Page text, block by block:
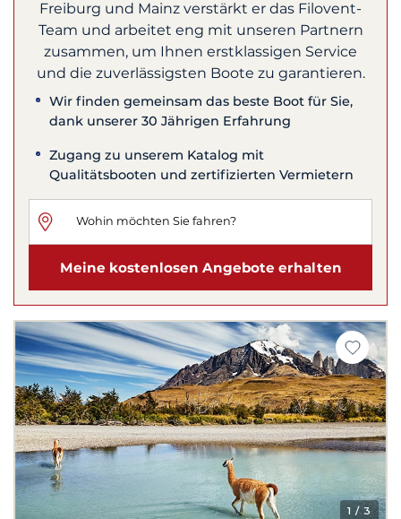
Freiburg und Mainz verstärkt er das Filovent-
Team und arbeitet eng mit unseren Partnern
zusammen, um Ihnen erstklassigen Service
und die zuverlässigsten Boote zu garantieren.
Wir finden gemeinsam das beste Boot für Sie,
dank unserer 30 Jährigen Erfahrung
Zugang zu unserem Katalog mit
Qualitätsbooten und zertifizierten Vermietern
Meine kostenlosen Angebote erhalten
1 / 3